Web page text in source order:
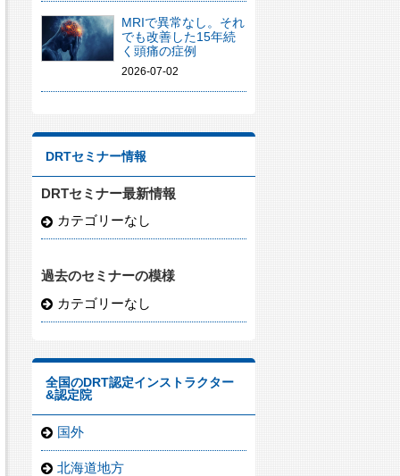
MRIで異常なし。それ
でも改善した15年続
く頭痛の症例
2026-07-02
DRTセミナー情報
DRTセミナー最新情報
カテゴリーなし
過去のセミナーの模様
カテゴリーなし
全国のDRT認定インストラクター
&認定院
国外
北海道地方